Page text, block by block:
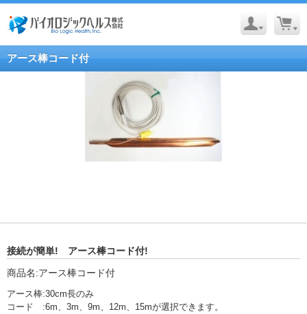
アース棒コード付
接続が簡単! アース棒コード付!
商品名:アース棒コード付
アース棒:30cm長のみ
コード :6m、3m、9m、12m、15mが選択できます。